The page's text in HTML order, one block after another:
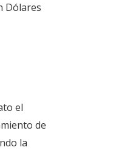
Dólares
el
de
la